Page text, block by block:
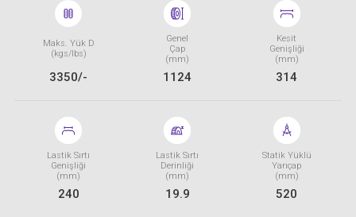
Maks. Yük D
(kgs/lbs)
3350/-
Genel
Çap
(mm)
1124
Kesit
Genişliği
(mm)
314
Lastik Sırtı
Genişliği
(mm)
240
Lastik Sırtı
Derinliği
(mm)
19.9
Statik Yüklü
Yarıçap
(mm)
520